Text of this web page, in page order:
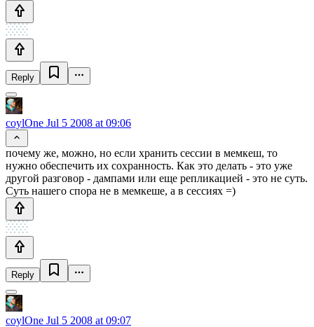
Reply
coylOne Jul 5 2008 at 09:06
почему же, можно, но если хранить сессии в мемкеш, то
нужно обеспечить их сохранность. Как это делать - это уже
другой разговор - дампами или еще репликацией - это не суть.
Суть нашего спора не в мемкеше, а в сессиях =)
Reply
coylOne Jul 5 2008 at 09:07